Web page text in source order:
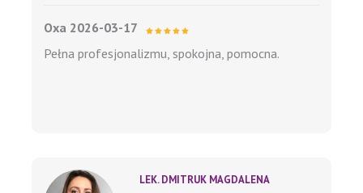
Oxa 2026-03-17
Pełna profesjonalizmu, spokojna, pomocna.
LEK. DMITRUK MAGDALENA